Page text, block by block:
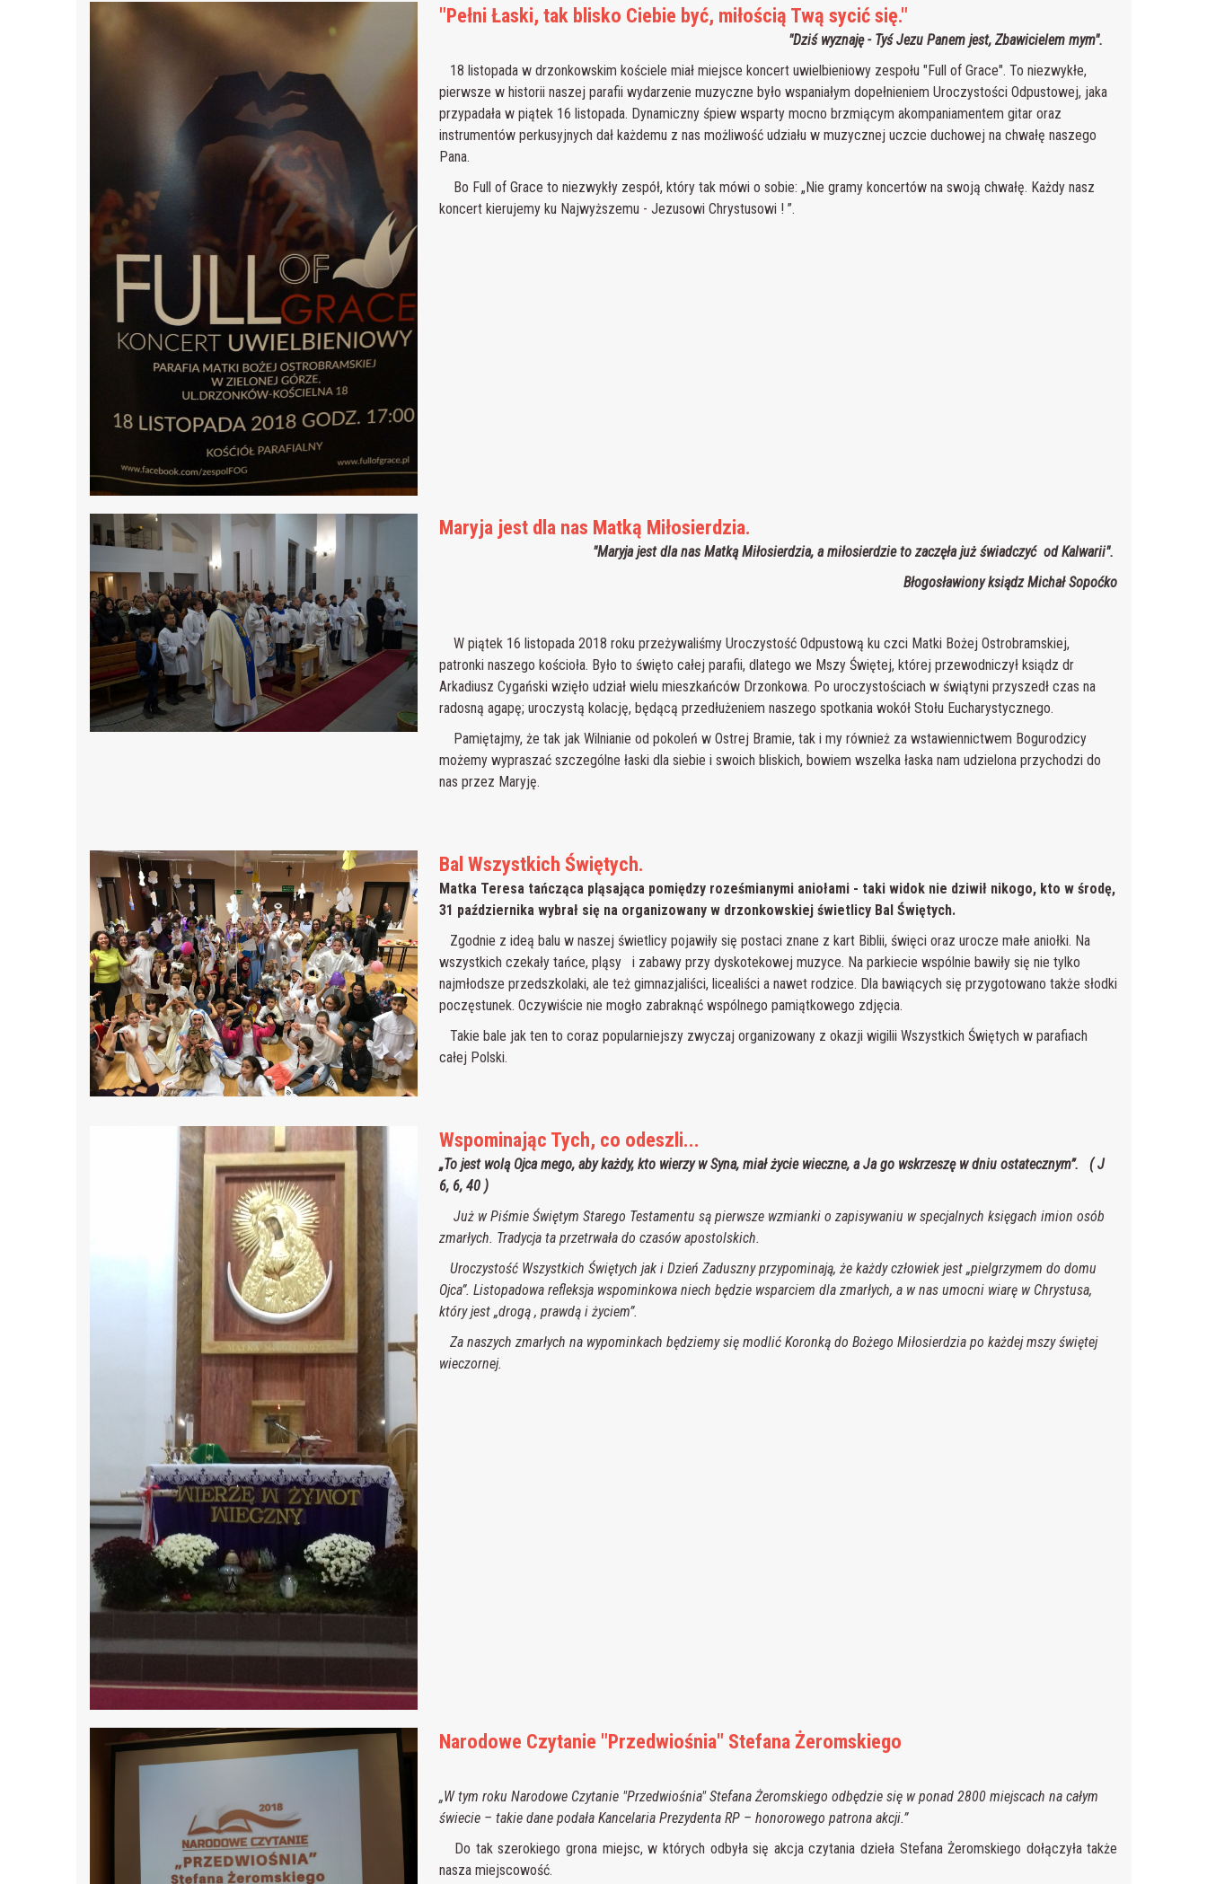
"Pełni Łaski, tak blisko Ciebie być, miłością Twą sycić się."
"Dziś wyznaję - Tyś Jezu Panem jest, Zbawicielem mym".
18 listopada w drzonkowskim kościele miał miejsce koncert uwielbieniowy zespołu "Full of Grace". To niezwykłe,
pierwsze w historii naszej parafii wydarzenie muzyczne było wspaniałym dopełnieniem Uroczystości Odpustowej, jaka
przypadała w piątek 16 listopada. Dynamiczny śpiew wsparty mocno brzmiącym akompaniamentem gitar oraz
instrumentów perkusyjnych dał każdemu z nas możliwość udziału w muzycznej uczcie duchowej na chwałę naszego
Pana.
Bo Full of Grace to niezwykły zespół, który tak mówi o sobie: „Nie gramy koncertów na swoją chwałę. Każdy nasz
koncert kierujemy ku Najwyższemu - Jezusowi Chrystusowi ! ”.
Maryja jest dla nas Matką Miłosierdzia.
"Maryja jest dla nas Matką Miłosierdzia, a miłosierdzie to zaczęła już świadczyć od Kalwarii".
Błogosławiony ksiądz Michał Sopoćko
W piątek 16 listopada 2018 roku przeżywaliśmy Uroczystość Odpustową ku czci Matki Bożej Ostrobramskiej,
patronki naszego kościoła. Było to święto całej parafii, dlatego we Mszy Świętej, której przewodniczył ksiądz dr
Arkadiusz Cygański wzięło udział wielu mieszkańców Drzonkowa. Po uroczystościach w świątyni przyszedł czas na
radosną agapę; uroczystą kolację, będącą przedłużeniem naszego spotkania wokół Stołu Eucharystycznego.
Pamiętajmy, że tak jak Wilnianie od pokoleń w Ostrej Bramie, tak i my również za wstawiennictwem Bogurodzicy
możemy wypraszać szczególne łaski dla siebie i swoich bliskich, bowiem wszelka łaska nam udzielona przychodzi do
nas przez Maryję.
Bal Wszystkich Świętych.
Matka Teresa tańcząca pląsająca pomiędzy roześmianymi aniołami - taki widok nie dziwił nikogo, kto w środę,
31 października wybrał się na organizowany w drzonkowskiej świetlicy Bal Świętych.
Zgodnie z ideą balu w naszej świetlicy pojawiły się postaci znane z kart Biblii, święci oraz urocze małe aniołki. Na
wszystkich czekały tańce, pląsy i zabawy przy dyskotekowej muzyce. Na parkiecie wspólnie bawiły się nie tylko
najmłodsze przedszkolaki, ale też gimnazjaliści, licealiści a nawet rodzice. Dla bawiących się przygotowano także słodki
poczęstunek. Oczywiście nie mogło zabraknąć wspólnego pamiątkowego zdjęcia.
Takie bale jak ten to coraz popularniejszy zwyczaj organizowany z okazji wigilii Wszystkich Świętych w parafiach
całej Polski.
Wspominając Tych, co odeszli...
„To jest wolą Ojca mego, aby każdy, kto wierzy w Syna, miał życie wieczne, a Ja go wskrzeszę w dniu ostatecznym”. ( J
6, 6, 40 )
Już w Piśmie Świętym Starego Testamentu są pierwsze wzmianki o zapisywaniu w specjalnych księgach imion osób
zmarłych. Tradycja ta przetrwała do czasów apostolskich.
Uroczystość Wszystkich Świętych jak i Dzień Zaduszny przypominają, że każdy człowiek jest „pielgrzymem do domu
Ojca”. Listopadowa refleksja wspominkowa niech będzie wsparciem dla zmarłych, a w nas umocni wiarę w Chrystusa,
który jest „drogą , prawdą i życiem”.
Za naszych zmarłych na wypominkach będziemy się modlić Koronką do Bożego Miłosierdzia po każdej mszy świętej
wieczornej.
Narodowe Czytanie "Przedwiośnia" Stefana Żeromskiego
„W tym roku Narodowe Czytanie "Przedwiośnia" Stefana Żeromskiego odbędzie się w ponad 2800 miejscach na całym
świecie – takie dane podała Kancelaria Prezydenta RP – honorowego patrona akcji.”
Do tak szerokiego grona miejsc, w których odbyła się akcja czytania dzieła Stefana Żeromskiego dołączyła także
nasza miejscowość.